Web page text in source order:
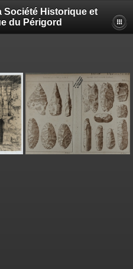
Société Historique et
du Périgord